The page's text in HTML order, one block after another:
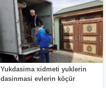
Yukdasima xidmeti yuklerin
dasinmasi evlerin köçür